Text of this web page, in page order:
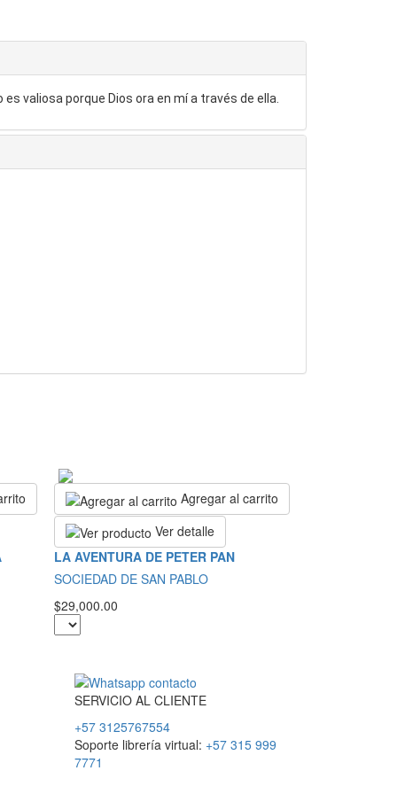
valiosa porque Dios ora en mí a través de ella.
Agregar al carrito
Ver detalle
LA AVENTURA DE PETER PAN
SOCIEDAD DE SAN PABLO
$29,000.00
SERVICIOAL CLIENTE
+57 3125767554
Soporte librería virtual: +57 315 999
7771